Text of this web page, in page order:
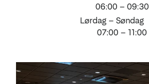
06:00 – 09:30
Lørdag – Søndag
07:00 – 11:00